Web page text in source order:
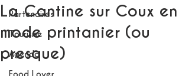
Partenaires
Tourisme
Agenda
La Cantine sur Coux en
mode printanier (ou
presque)